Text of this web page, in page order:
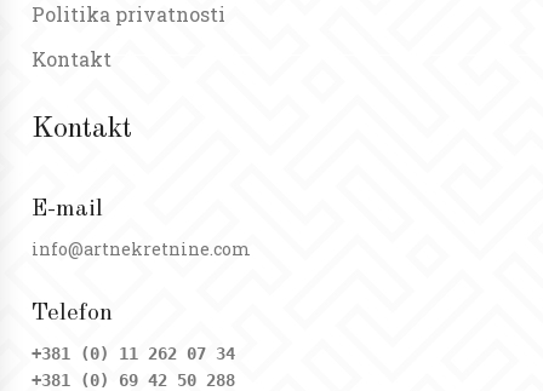
Politika privatnosti
Kontakt
Kontakt
E-mail
info@artnekretnine.com
Telefon
+381 (0) 11 262 07 34
+381 (0) 69 42 50 288